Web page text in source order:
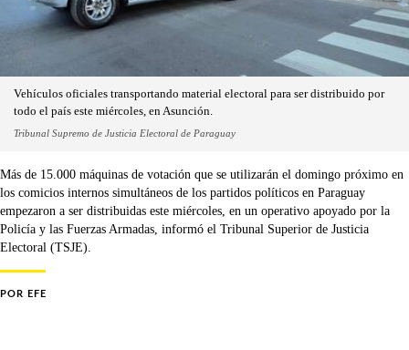
Vehículos oficiales transportando material electoral para ser distribuido por
todo el país este miércoles, en Asunción.
Tribunal Supremo de Justicia Electoral de Paraguay
Más de 15.000 máquinas de votación que se utilizarán el domingo próximo en
los comicios internos simultáneos de los partidos políticos en Paraguay
empezaron a ser distribuidas este miércoles, en un operativo apoyado por la
Policía y las Fuerzas Armadas, informó el Tribunal Superior de Justicia
Electoral (TSJE).
POR EFE